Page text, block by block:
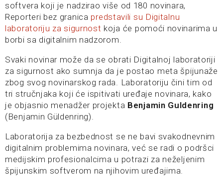
softvera koji je nadzirao više od 180 novinara,
Reporteri bez granica predstavili su Digitalnu
laboratoriju za sigurnost koja će pomoći novinarima u
borbi sa digitalnim nadzorom.
Svaki novinar može da se obrati Digitalnoj laboratoriji
za sigurnost ako sumnja da je postao meta špijunaže
zbog svog novinarskog rada. Laboratoriju čini tim od
tri stručnjaka koji će ispitivati uređaje novinara, kako
je objasnio menadžer projekta Benjamin Guldenring
(Benjamin Güldenring).
Laboratorija za bezbednost se ne bavi svakodnevnim
digitalnim problemima novinara, već se radi o podršci
medijskim profesionalcima u potrazi za neželjenim
špijunskim softverom na njihovim uređajima.